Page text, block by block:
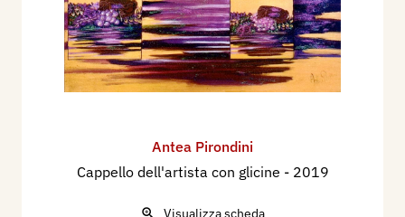
Antea Pirondini
Cappello dell'artista con glicine - 2019